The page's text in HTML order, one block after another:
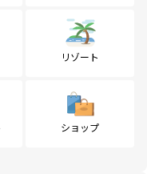
リゾート
ショップ